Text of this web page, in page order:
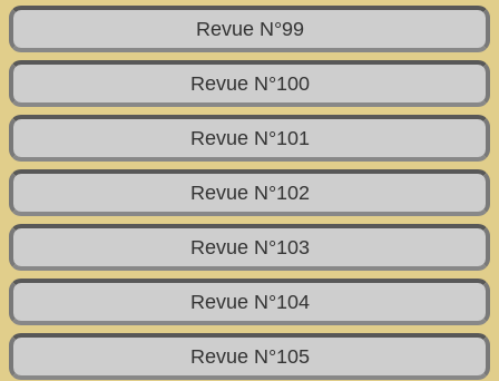
Revue N°99
Revue N°100
Revue N°101
Revue N°102
Revue N°103
Revue N°104
Revue N°105